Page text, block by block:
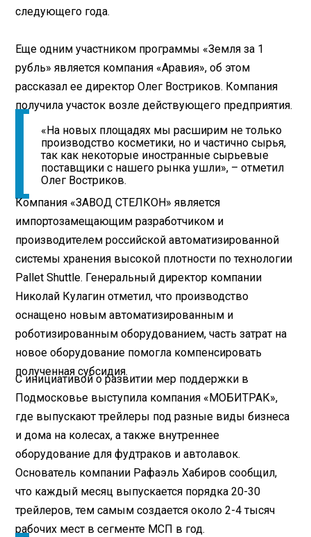
следующего года.
Еще одним участником программы «Земля за 1
рубль» является компания «Аравия», об этом
рассказал ее директор Олег Востриков. Компания
получила участок возле действующего предприятия.
«На новых площадях мы расширим не только
производство косметики, но и частично сырья,
так как некоторые иностранные сырьевые
поставщики с нашего рынка ушли», – отметил
Олег Востриков.
Компания «ЗАВОД СТЕЛКОН» является
импортозамещающим разработчиком и
производителем российской автоматизированной
системы хранения высокой плотности по технологии
Pallet Shuttle. Генеральный директор компании
Николай Кулагин отметил, что производство
оснащено новым автоматизированным и
роботизированным оборудованием, часть затрат на
новое оборудование помогла компенсировать
полученная субсидия.
С инициативой о развитии мер поддержки в
Подмосковье выступила компания «МОБИТРАК»,
где выпускают трейлеры под разные виды бизнеса
и дома на колесах, а также внутреннее
оборудование для фудтраков и автолавок.
Основатель компании Рафаэль Хабиров сообщил,
что каждый месяц выпускается порядка 20-30
трейлеров, тем самым создается около 2-4 тысяч
рабочих мест в сегменте МСП в год.